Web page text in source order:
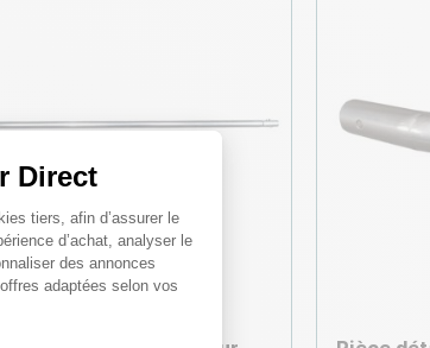
Direct
Consentement :
tiers, afin d’assurer le
d’achat, analyser le
des annonces
adaptées selon vos